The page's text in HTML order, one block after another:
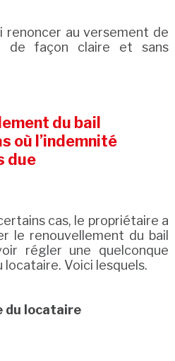
renoncer au versement de
de façon claire et sans
du bail
où l’indemnité
due
cas, le propriétaire a
le renouvellement du bail
régler une quelconque
Voici lesquels.
du locataire